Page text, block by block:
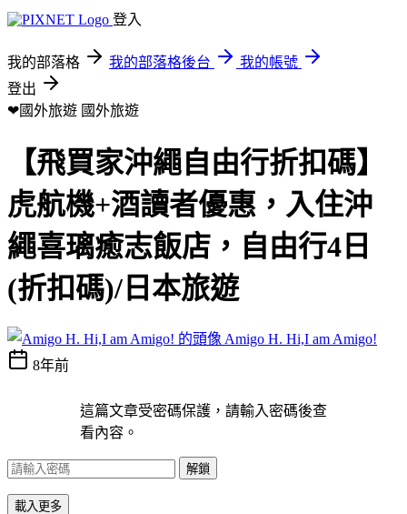
登入
我的部落格 我的部落格後台
我的帳號
登出
❤國外旅遊 國外旅遊
【飛買家沖繩自由行折扣碼】
虎航機+酒讀者優惠，入住沖
繩喜璃癒志飯店，自由行4日
(折扣碼)/日本旅遊
Amigo H. Hi,I am Amigo!
8年前
這篇文章受密碼保護，請輸入密碼後查
看內容。
解鎖
載入更多